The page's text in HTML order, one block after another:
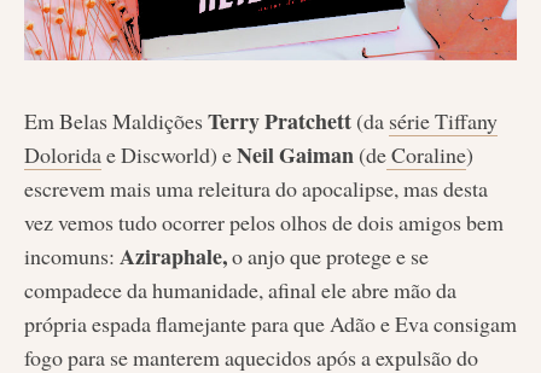
Em Belas Maldições Terry Pratchett (da série Tiffany
Doloridae Discworld) eNeil Gaiman (deCoraline)
escrevem mais uma releitura do apocalipse, mas desta
vez vemos tudo ocorrer pelos olhos de dois amigos bem
incomuns: Aziraphale,o anjo que protege e se
compadece da humanidade, afinal ele abre mão da
própria espada flamejante para que Adão e Eva consigam
fogo para se manterem aquecidos após a expulsão do